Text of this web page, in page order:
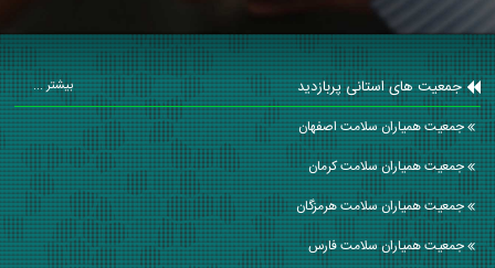
جمعیت های استانی پربازدید بیشتر ...
جمعیت همیاران سلامت اصفهان
جمعیت همیاران سلامت كرمان
جمعیت همیاران سلامت هرمزگان
جمعیت همیاران سلامت فارس